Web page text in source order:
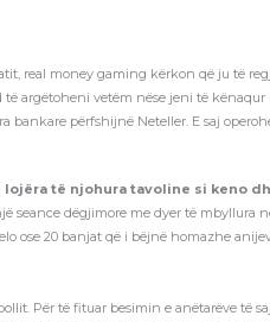
real money gaming kërkon që ju të
argëtoheni vetëm nëse jeni të
përfshijnë Neteller. E saj
të njohura tavoline si keno
seance dëgjimore me dyer të mbyllura
ose 20 banjat që i bëjnë homazhe
Për të fituar besimin e anëtarëve të